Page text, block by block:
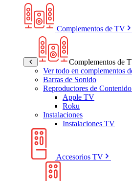
Complementos de TV
Complementos de
Ver todo en complementos
Barras de Sonido
Reproductores de
Apple TV
Roku
Instalaciones
Instalaciones TV
Accesorios TV